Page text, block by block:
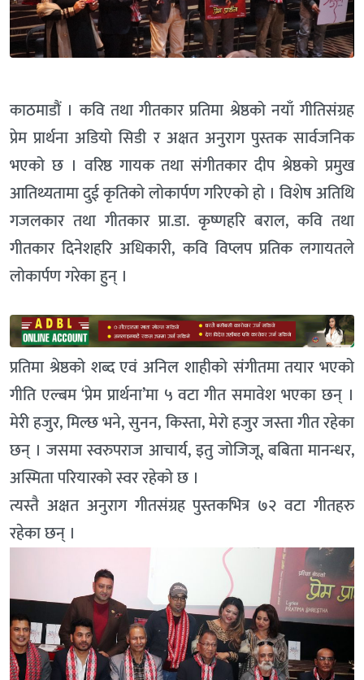
काठमाडौं । कवि तथा गीतकार प्रतिमा श्रेष्ठको नयाँ गीतिसंग्रह
प्रेम प्रार्थना अडियो सिडी र अक्षत अनुराग पुस्तक सार्वजनिक
भएको छ । वरिष्ठ गायक तथा संगीतकार दीप श्रेष्ठको प्रमुख
आतिथ्यतामा दुई कृतिको लोकार्पण गरिएको हो । विशेष अतिथि
गजलकार तथा गीतकार प्रा.डा. कृष्णहरि बराल, कवि तथा
गीतकार दिनेशहरि अधिकारी, कवि विप्लप प्रतिक लगायतले
लोकार्पण गरेका हुन् ।
प्रतिमा श्रेष्ठको शब्द एवं अनिल शाहीको संगीतमा तयार भएको
गीति एल्बम ‘प्रेम प्रार्थना’मा ५ वटा गीत समावेश भएका छन् ।
मेरी हजुर, मिल्छ भने, सुनन, किस्ता, मेरो हजुर जस्ता गीत रहेका
छन् । जसमा स्वरुपराज आचार्य, इतु जोजिजू, बबिता मानन्धर,
अस्मिता परियारको स्वर रहेको छ ।
त्यस्तै अक्षत अनुराग गीतसंग्रह पुस्तकभित्र ७२ वटा गीतहरु
रहेका छन् ।